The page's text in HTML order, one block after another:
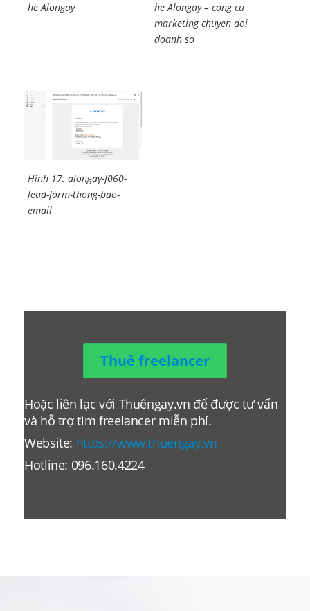
he Alongay
he Alongay – cong cu
marketing chuyen doi
doanh so
Hình 17: alongay-f060-
lead-form-thong-bao-
email
Thuê freelancer
Hoặc liên lạc với Thuêngay.vn để được tư vấn
và hỗ trợ tìm freelancer miễn phí.
Website: https://www.thuengay.vn
Hotline: 096.160.4224